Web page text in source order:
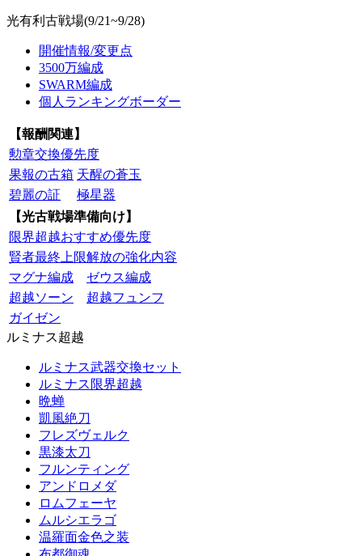
光有利古戦場(9/21~9/28)
開催情報/変更点
3500万編成
SWARM編成
個人ランキングボーダー
【報酬関連】
勲章交換優先度
果報の古箱 天醒の蒼玉
碧麗の証
極星器
【光古戦場準備向け】
限界超越おすすめ優先度
賢者最終上限解放の強化内容
マグナ編成
ゼウス編成
超越ソーン
超越フュンフ
ガイゼン
ルミナス超越
ルミナス武器交換セット
ルミナス限界超越
晩蝉
凱風絶刀
フレズヴェルク
黒漆太刀
フルンティング
アンドロメダ
ロムフェーヤ
ムルシエラゴ
温羅面金色之装